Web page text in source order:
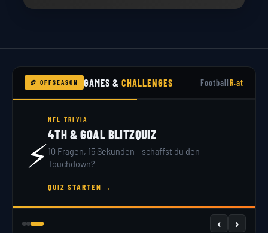
🏈 OFFSEASON GAMES &CHALLENGES FootballR.at
⚡
NFL TRIVIA
4TH & GOAL BLITZQUIZ
10 Fragen, 15 Sekunden – schaffst du den
Touchdown?
QUIZ STARTEN →
‹ ›